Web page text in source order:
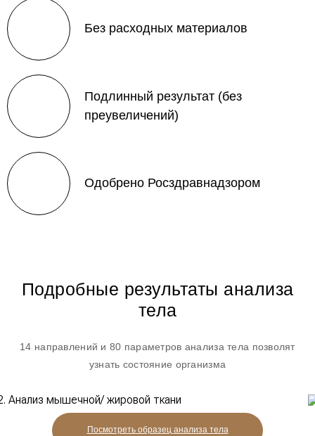
Без расходных материалов
Подлинный результат (без
преувеличений)
Одобрено Росздравнадзором
Подробные результаты анализа
тела
14 направлений и 80 параметров анализа тела позволят
узнать состояние организма
Посмотреть образец анализа тела